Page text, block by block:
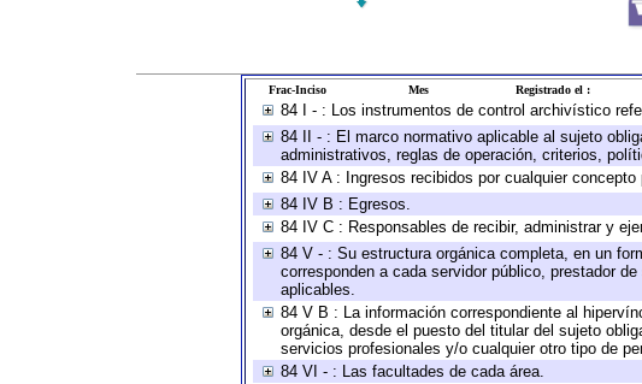
Frac-Inciso Mes Registrado el :
84 I - : Los instrumentos de control archivístico
84 II - : El marco normativo aplicable al sujeto
administrativos, reglas de operación, criterios,
84 IV A : Ingresos recibidos por cualquier concepto
84 IV B : Egresos.
84 IV C : Responsables de recibir, administrar y
84 V - : Su estructura orgánica completa, en un
corresponden a cada servidor público, prestador
aplicables.
84 V B : La información correspondiente al
orgánica, desde el puesto del titular del sujeto
servicios profesionales y/o cualquier otro tipo de
84 VI - : Las facultades de cada área.